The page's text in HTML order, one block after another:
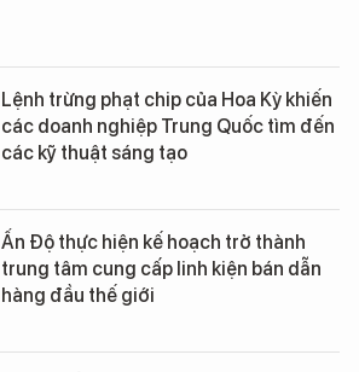
Lệnh trừng phạt chip của Hoa Kỳ khiến
các doanh nghiệp Trung Quốc tìm đến
các kỹ thuật sáng tạo
Ấn Độ thực hiện kế hoạch trở thành
trung tâm cung cấp linh kiện bán dẫn
hàng đầu thế giới